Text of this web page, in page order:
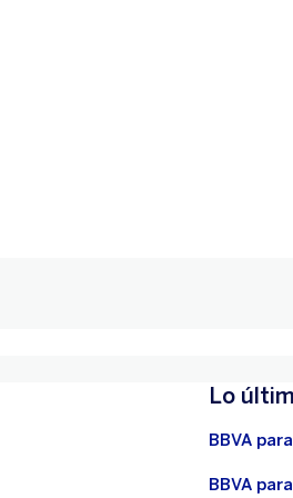
Lo
BBVA
BBVA